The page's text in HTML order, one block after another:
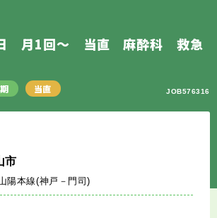
ビスTOP
日 月1回～ 当直 麻酔科 救急
当直 JOB576316
市
陽本線(神戸－門司)